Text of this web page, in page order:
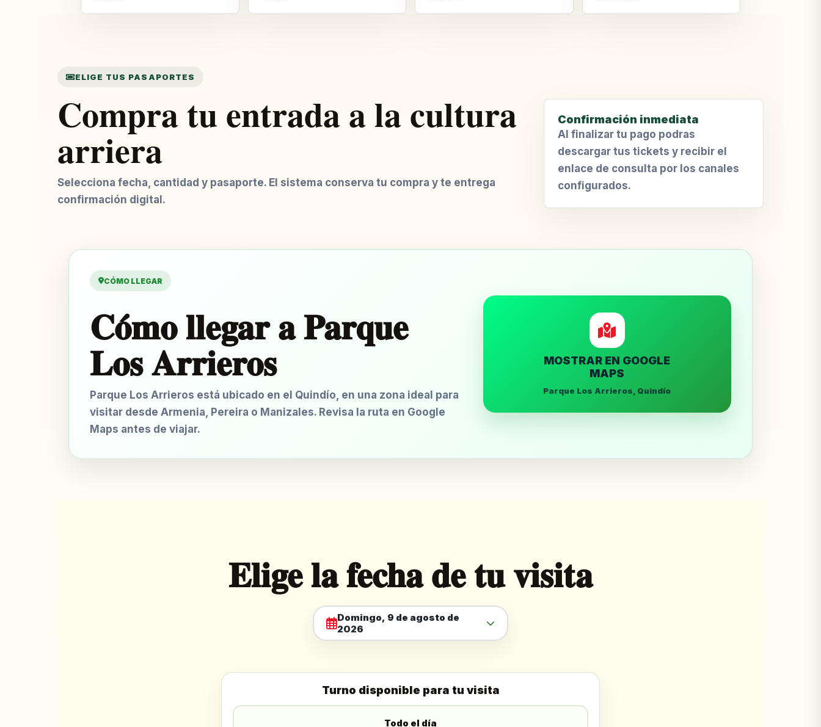
ELIGE TUS PASAPORTES
Compra tu entrada a la cultura
arriera
Selecciona fecha, cantidad y pasaporte. El sistema conserva tu compra y te entrega
confirmación digital.
Confirmación inmediata
Al finalizar tu pago podras
descargar tus tickets y recibir el
enlace de consulta por los canales
configurados.
CÓMO LLEGAR
Cómo llegar a Parque
Los Arrieros
Parque Los Arrieros está ubicado en el Quindío, en una zona ideal para
visitar desde Armenia, Pereira o Manizales. Revisa la ruta en Google
Maps antes de viajar.
MOSTRAR EN GOOGLE
MAPS
Parque Los Arrieros, Quindío
Elige la fecha de tu visita
Domingo, 9 de agosto de
2026
Turno disponible para tu visita
Todo el día